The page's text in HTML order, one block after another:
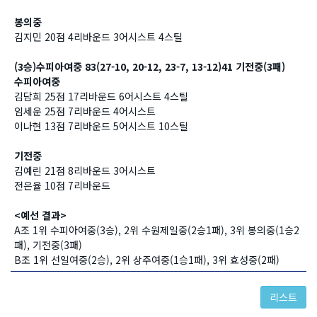
봉의중
김지민 20점 4리바운드 3어시스트 4스틸
(3승)수피아여중 83(27-10, 20-12, 23-7, 13-12)41 기전중(3패)
수피아여중
김담희 25점 17리바운드 6어시스트 4스틸
임세운 25점 7리바운드 4어시스트
이나현 13점 7리바운드 5어시스트 10스틸
​기전중
김예린 21점 8리바운드 3어시스트
전은율 10점 7리바운드
<예선 결과>
A조 1위 수피아여중(3승), 2위 수원제일중(2승1패), 3위 봉의중(1승2
패), 기전중(3패)
B조 1위 선일여중(2승), 2위 상주여중(1승1패), 3위 효성중(2패)
리스트